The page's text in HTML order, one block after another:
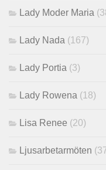
Lady Moder Maria
Lady Nada (167)
Lady Portia (3)
Lady Rowena (18)
Lisa Renee (20)
Ljusarbetarmöten